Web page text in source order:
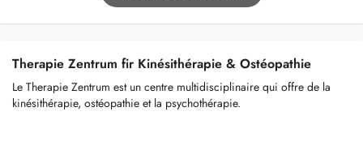
Therapie Zentrum fir Kinésithérapie & Ostéopathie
Le Therapie Zentrum est un centre multidisciplinaire qui offre de la
kinésithérapie, ostéopathie et la psychothérapie.